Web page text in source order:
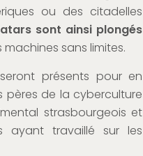
ou des citadelles
sont ainsi plongés
sans limites.
présents pour en
pères de la cyberculture
strasbourgeois et
ayant travaillé sur les